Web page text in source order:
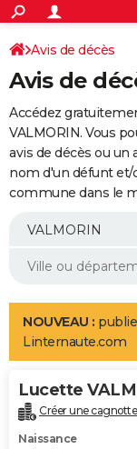
ACTUALITÉS
Politique
Société
Faits Divers
Education
Monde
Villes
+
SPORT
Coupe du monde
Football
Tennis
Cyclisme
Rugby
Forum
Programme TV
TNT
Streaming
Cinéma
Sorties cinéma
Musique
+
FINANCE
Retraite
Epargne
Immobilier
Risques naturels par
Banque
Assurance
AUTO
Essais
Réserver un essai
Citadines
Berlines
SUV
Forum auto
+
Mobiles
Meilleur smartphone
Internet
Ordinateurs
Jeux vidéo
Guide high-tech
Aménagement intérieur
LIFESTYLE
Art de vivre
Bien-être
Loisirs
Mode
Modes de vie
Alimentation
Guide de la santé
Maladies
Médicaments
Sommeil
VOYAGE
Destinations
City break
Voyage nature
Voyage de noces
Forum
Climat
+PHOTO
Avis de décès
Avis de
Accédez
VALMORIN. Vous
avis de décès ou un
nom d'un défunt et/
commune dans le
NOUVEAU :
Linternaute.com
Lucette
Créer une
Naissance